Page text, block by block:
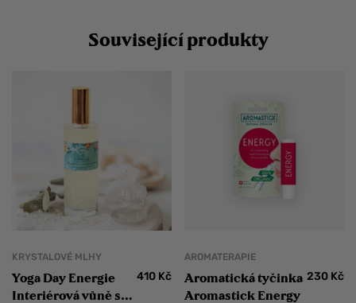
Související produkty
KRYSTALOVÉ MLHY
Yoga Day Energie
Interiérová vůně se
410 Kč
AROMATERAPIE
Aromatická tyčinka
Aromastick Energy
230 Kč